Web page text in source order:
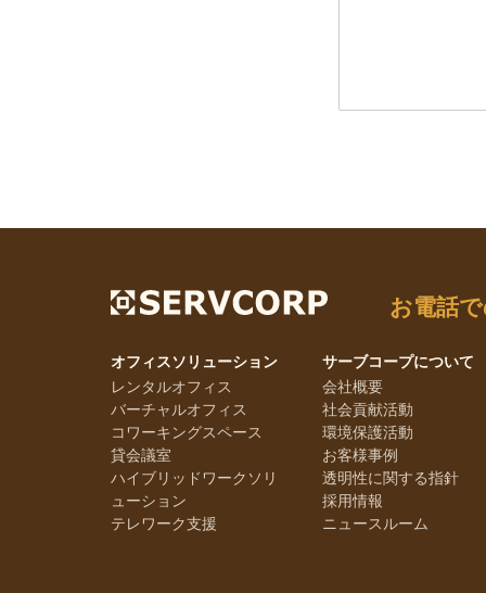
お電話
オフィスソリューション
レンタルオフィス
バーチャルオフィス
コワーキングスペース
貸会議室
ハイブリッドワークソリ
ューション
テレワーク支援
サーブコープについて
会社概要
社会貢献活動
環境保護活動
お客様事例
透明性に関する指針
採用情報
ニュースルーム